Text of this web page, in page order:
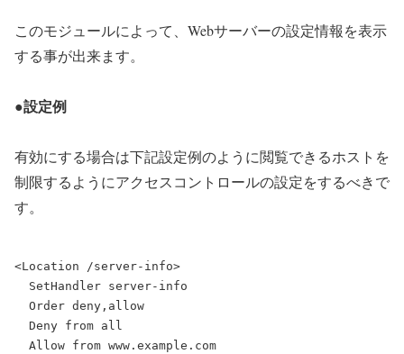
このモジュールによって、Webサーバーの設定情報を表示
する事が出来ます。
●設定例
有効にする場合は下記設定例のように閲覧できるホストを
制限するようにアクセスコントロールの設定をするべきで
す。
<Location /server-info>
  SetHandler server-info
  Order deny,allow
  Deny from all
  Allow from www.example.com